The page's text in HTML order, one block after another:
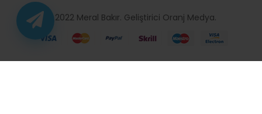
© 2022 Meral Bakır. Geliştirici Oranj Medya.